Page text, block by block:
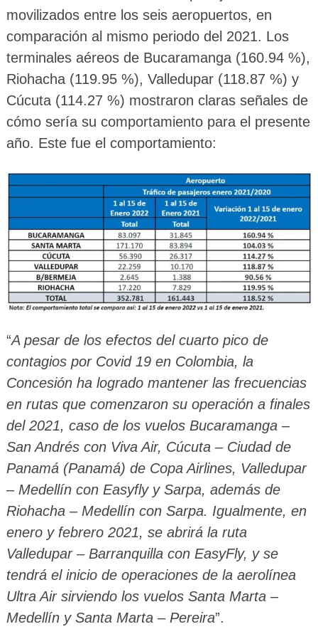
movilizados entre los seis aeropuertos, en
comparación al mismo periodo del 2021. Los
terminales aéreos de Bucaramanga (160.94 %),
Riohacha (119.95 %), Valledupar (118.87 %) y
Cúcuta (114.27 %) mostraron claras señales de
cómo sería su comportamiento para el presente
año. Este fue el comportamiento:
“A pesar de los efectos del cuarto pico de
contagios por Covid 19 en Colombia, la
Concesión ha logrado mantener las frecuencias
en rutas que comenzaron su operación a finales
del 2021, caso de los vuelos Bucaramanga –
San Andrés con Viva Air, Cúcuta – Ciudad de
Panamá (Panamá) de Copa Airlines, Valledupar
– Medellín con Easyfly y Sarpa, además de
Riohacha – Medellín con Sarpa. Igualmente, en
enero y febrero 2021, se abrirá la ruta
Valledupar – Barranquilla con EasyFly, y se
tendrá el inicio de operaciones de la aerolínea
Ultra Air sirviendo los vuelos Santa Marta –
Medellín y Santa Marta – Pereira”.